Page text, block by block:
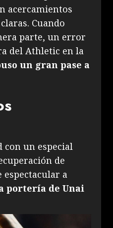
acercamientos
Cuando
parte, un error
del Athletic en la
un gran pase a
con un especial
de
espectacular a
portería de Unai